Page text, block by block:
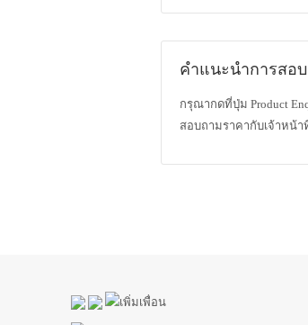
คำแนะนำการสอ
กรุณากดที่ปุ่ม Product
สอบถามราคากับเจ้าหน้า